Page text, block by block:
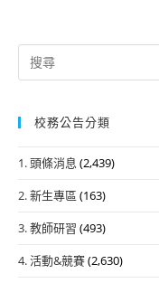
Search
for:
校務公告分類
1. 頭條消息 (2,439)
2. 新生專區 (163)
3. 教師研習 (493)
4. 活動&競賽(2,630)